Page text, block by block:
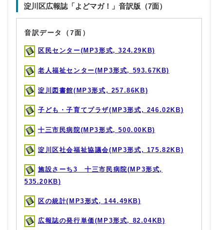
淀川区広報誌「よどマガ！」音訳版（7面）
音訳データ（7面）
区民センター(MP3形式, 324.29KB)
老人福祉センター(MP3形式, 593.67KB)
淀川図書館(MP3形式, 257.86KB)
子ども・子育てプラザ(MP3形式, 246.02KB)
十三市民病院(MP3形式, 500.00KB)
淀川区社会福祉協議会(MP3形式, 175.82KB)
施設さーち3 十三市民病院(MP3形式,
535.20KB)
区の統計(MP3形式, 144.49KB)
広報誌の発行単価(MP3形式, 82.04KB)